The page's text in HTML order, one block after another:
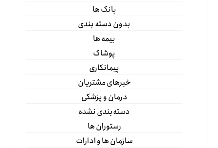
بانک ها
بدون دسته بندی
بیمه ها
پوشاک
پیمانکاری
خبرهای مشتریان
درمان و پزشکی
دسته‌بندی نشده
رستوران ها
سازمان ها و ادارات